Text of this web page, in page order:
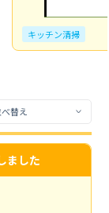
キッチン清掃
ました